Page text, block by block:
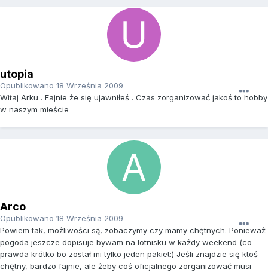
utopia
Opublikowano 18 Września 2009
Witaj Arku . Fajnie że się ujawniłeś . Czas zorganizować jakoś to hobby
w naszym mieście
Arco
Opublikowano 18 Września 2009
Powiem tak, możliwości są, zobaczymy czy mamy chętnych. Ponieważ
pogoda jeszcze dopisuje bywam na lotnisku w każdy weekend (co
prawda krótko bo został mi tylko jeden pakiet:) Jeśli znajdzie się ktoś
chętny, bardzo fajnie, ale żeby coś oficjalnego zorganizować musi